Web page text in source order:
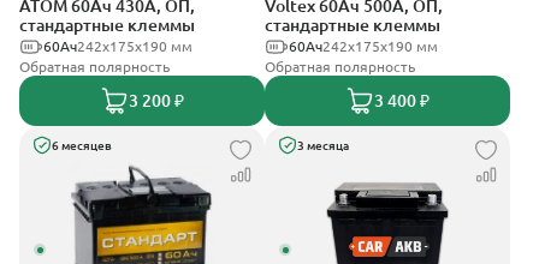
АТОМ 60Ач 430А, ОП,
стандартные клеммы
242х175х190 мм
60Ач
Обратная полярность
3 200 ₽
Voltex 60Ач 500А, ОП,
стандартные клеммы
242х175х190 мм
60Ач
Обратная полярность
3 400 ₽
6 месяцев 3 месяца